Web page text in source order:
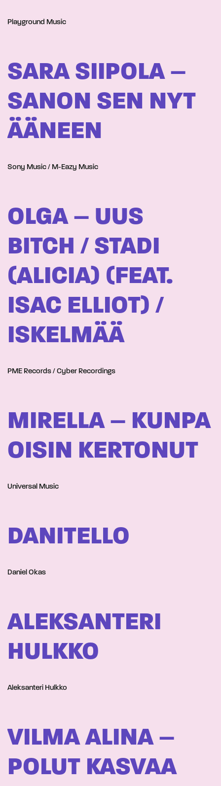
Playground Music
SARA SIIPOLA –
SANON SEN NYT
ÄÄNEEN
Sony Music / M-Eazy Music
OLGA – UUS
BITCH / STADI
(ALICIA) (FEAT.
ISAC ELLIOT) /
ISKELMÄÄ
PME Records / Cyber Recordings
MIRELLA – KUNPA
OISIN KERTONUT
Universal Music
DANITELLO
Daniel Okas
ALEKSANTERI
HULKKO
Aleksanteri Hulkko
VILMA ALINA –
POLUT KASVAA